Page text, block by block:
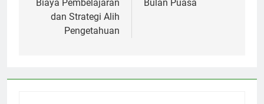
Biaya Pembelajaran
dan Strategi Alih
Pengetahuan
Bulan Puasa